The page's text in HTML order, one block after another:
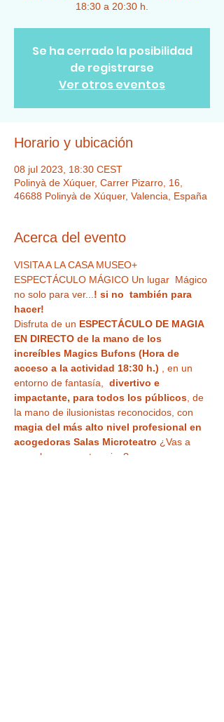
18:30 a 20:30 h.
Se ha cerrado la posibilidad
de registrarse
Ver otros eventos
Horario y ubicación
08 jul 2023, 18:30 CEST
Polinyà de Xúquer, Carrer Pizarro, 16,
46688 Polinyà de Xúquer, Valencia, España
Acerca del evento
VISITA A LA CASA MUSEO+
ESPECTÁCULO MÁGICO Un lugar  Mágico
no solo para ver... ! si no  también para
hacer!
Disfruta de un ESPECTÁCULO DE MAGIA
EN DIRECTO de la mano de los
increíbles Magics Bufons (Hora de
acceso a la actividad 18:30 h.) , en un
entorno de fantasía, divertivo e
impactante, para todos los públicos , de
la mano de ilusionistas reconocidos, con
magia del más alto nivel profesional en
acogedoras Salas Microteatro ¿Vas a
creer lo que ven tus ojos?